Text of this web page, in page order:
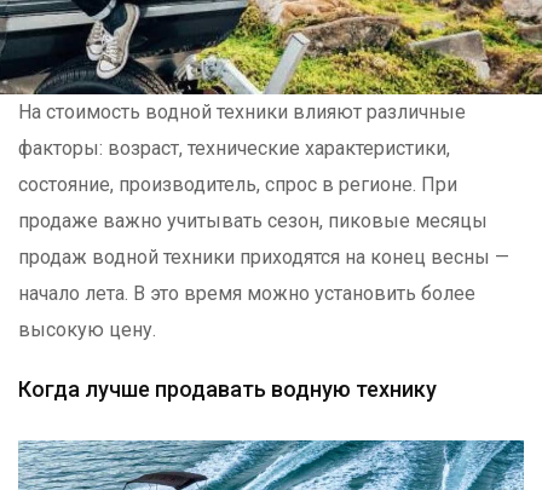
На стоимость водной техники влияют различные
факторы: возраст, технические характеристики,
состояние, производитель, спрос в регионе. При
продаже важно учитывать сезон, пиковые месяцы
продаж водной техники приходятся на конец весны —
начало лета. В это время можно установить более
высокую цену.
Когда лучше продавать водную технику